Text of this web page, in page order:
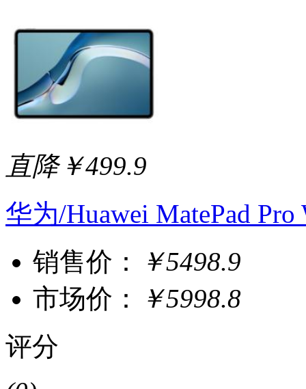
直降￥499.9
华为/Huawei MatePad
销售价：
￥5498.9
市场价：
￥5998.8
评分